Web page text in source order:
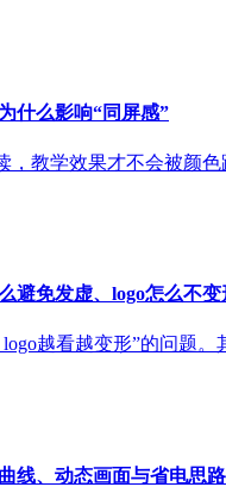
什么影响“同屏感”
教学效果才不会被颜
避免发虚、logo怎么不变
越看越变形”的问题
线、动态画面与省电思路